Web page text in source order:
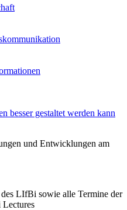
besser gestaltet werden kann
und Entwicklungen am
LIfBi sowie alle Termine der
Lectures